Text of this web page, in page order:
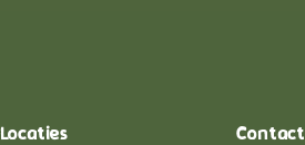
Locaties Contact